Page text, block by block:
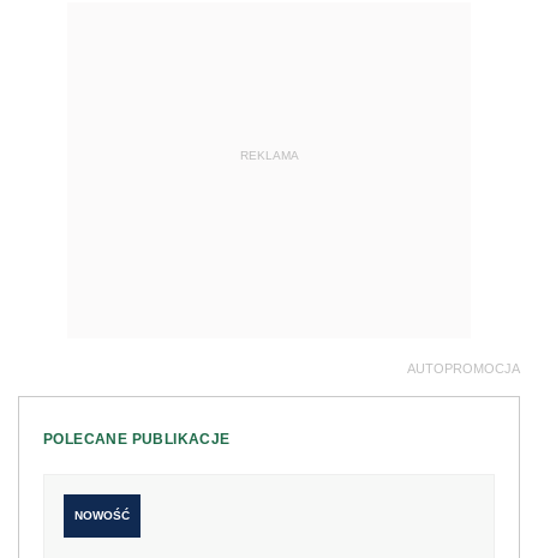
REKLAMA
AUTOPROMOCJA
POLECANE PUBLIKACJE
NOWOŚĆ